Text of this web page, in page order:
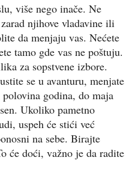
više nego inače. Ne
njihove vladavine ili
da menjaju vas. Nećete
tamo gde vas ne poštuju.
za sopstvene izbore.
se u avanturu, menjate
godina, do maja
Ukoliko pametno
uspeh će stići već
na sebe. Birajte
će doći, važno je da radite